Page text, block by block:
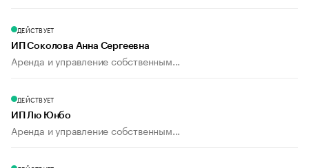
ДЕЙСТВУЕТ
ИП Соколова Анна Сергеевна
Аренда и управление собственным...
ДЕЙСТВУЕТ
ИП Лю Юнбо
Аренда и управление собственным...